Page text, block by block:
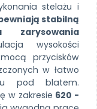
stelażu i
stabilną
wysokości
przycisków
w łatwo
pod blatem.
w zakresie 620 -